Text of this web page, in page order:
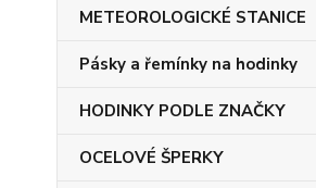
METEOROLOGICKÉ STANICE
Pásky a řemínky na hodinky
HODINKY PODLE ZNAČKY
OCELOVÉ ŠPERKY